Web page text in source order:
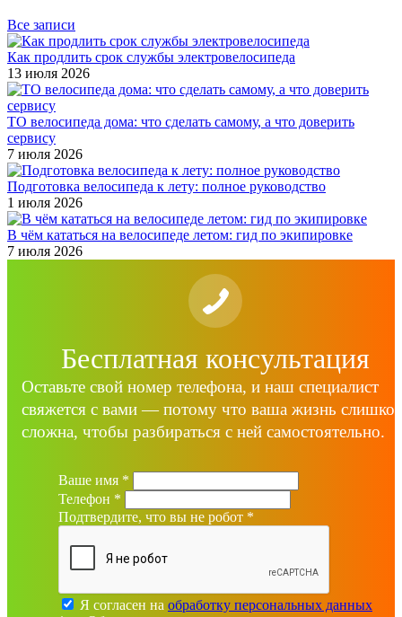
Все записи
Как продлить срок службы электровелосипеда
13 июля 2026
ТО велосипеда дома: что сделать самому, а что доверить
сервису
7 июля 2026
Подготовка велосипеда к лету: полное руководство
1 июля 2026
В чём кататься на велосипеде летом: гид по экипировке
7 июля 2026
Бесплатная консультация
Оставьте свой номер телефона, и наш специалист
свяжется с вами — потому что ваша жизнь
сложна, чтобы разбираться с ней самостоятельно.
Ваше имя *
Телефон *
Подтвердите, что вы не робот *
Я согласен на обработку персональных данных